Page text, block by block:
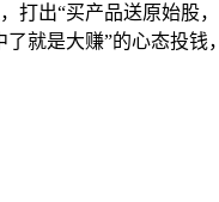
出“买产品送原始股
就是大赚”的心态投